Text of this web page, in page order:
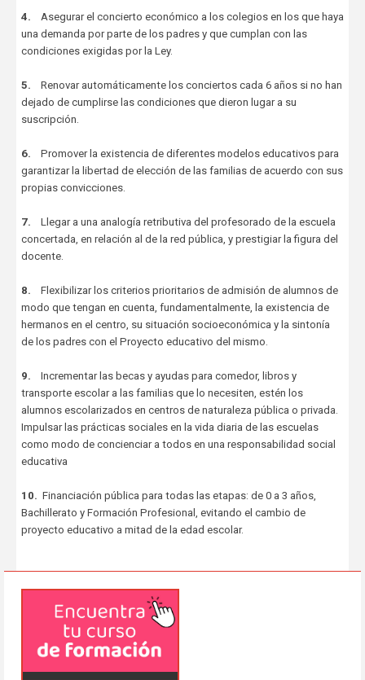
4. Asegurar el concierto económico a los colegios en los que haya
una demanda por parte de los padres y que cumplan con las
condiciones exigidas por la Ley.
5.
Renovar automáticamente los conciertos cada 6 años si no han
dejado de cumplirse las condiciones que dieron lugar a su
suscripción.
6.
Promover la existencia de diferentes modelos educativos para
garantizar la libertad de elección de las familias de acuerdo con sus
propias convicciones.
7.
Llegar a una analogía retributiva del profesorado de la escuela
concertada, en relación al de la red pública, y prestigiar la figura del
docente.
8.
Flexibilizar los criterios prioritarios de admisión de alumnos de
modo que tengan en cuenta, fundamentalmente, la existencia de
hermanos en el centro, su situación socioeconómica y la sintonía
de los padres con el Proyecto educativo del mismo.
9.
Incrementar las becas y ayudas para comedor, libros y
transporte escolar a las familias que lo necesiten, estén los
alumnos escolarizados en centros de naturaleza pública o privada.
Impulsar las prácticas sociales en la vida diaria de las escuelas
como modo de concienciar a todos en una responsabilidad social
educativa
10. Financiación pública para todas las etapas: de 0 a 3 años,
Bachillerato y Formación Profesional, evitando el cambio de
proyecto educativo a mitad de la edad escolar.